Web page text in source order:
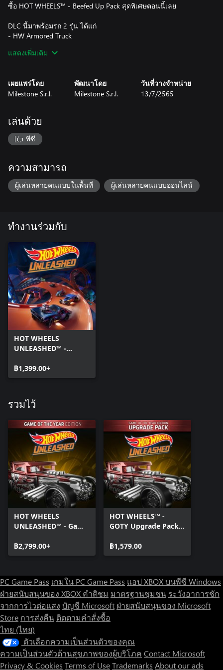
ซื้อ HOT WHEELS™ - Beefed Up Pack สุดพิเศษตอนนี้เลย
DLC นี้มาพร้อมรถ 2 รุ่น ได้แก่
- HW Armored Truck
แสดงเพิ่มเติม
เผยแพร่โดย
Milestone S.r.l.
พัฒนาโดย
Milestone S.r.l.
วันที่วางจำหน่าย
13/7/2565
เล่นด้วย
พีซี
ความสามารถ
ผู้เล่นหลายคนแบบในพื้นที่ ผู้เล่นหลายคนแบบออนไลน์
ทำงานร่วมกับ
HOT WHEELS
UNLEASHED™ -
฿1,399.00+
รวมไว้
HOT WHEELS
UNLEASHED™ - Game
Windows Edition
฿2,799.00+
HOT WHEELS™ -
GOTY Upgrade Pack -
฿1,579.00
PC Game Pass เกมใน PC Game Pass แอป XBOX บนพีซี Windows
ฝ่ายสนับสนุนของ XBOX คำติชม มาตรฐานชุมชน ระวังอาการชัก
จากการไวต่อแสง บัญชี Microsoft ฝ่ายสนับสนุนของ Microsoft
Store การส่งคืน ติดตามคำสั่งซื้อ
ไทย (ไทย)
ตัวเลือกความเป็นส่วนตัวของคุณ
ความเป็นส่วนตัวด้านสุขภาพของผู้บริโภค Contact Microsoft
Privacy & Cookies Terms of UseTrademarks About our ads